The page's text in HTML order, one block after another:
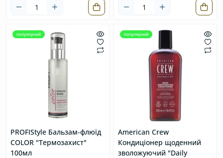
популярний
PROFIStyle Бальзам-флюїд
COLOR "Термозахист"
100мл
популярний
American Crew
Кондиціонер щоденний
зволожуючий "Daily